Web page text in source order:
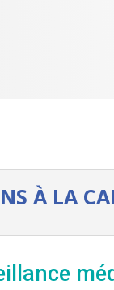
À LA